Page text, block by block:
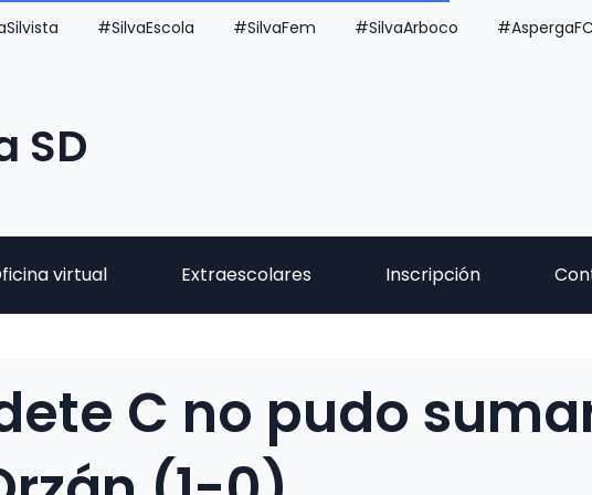
#SilvaEscola #SilvaFem #SilvaArboco #AspergaFC
SD
virtual Extraescolares Inscripción
C no pudo